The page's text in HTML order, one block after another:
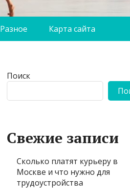
Разное Карта сайта
Поиск
Свежие записи
Сколько платят курьеру в
Москве и что нужно для
трудоустройства